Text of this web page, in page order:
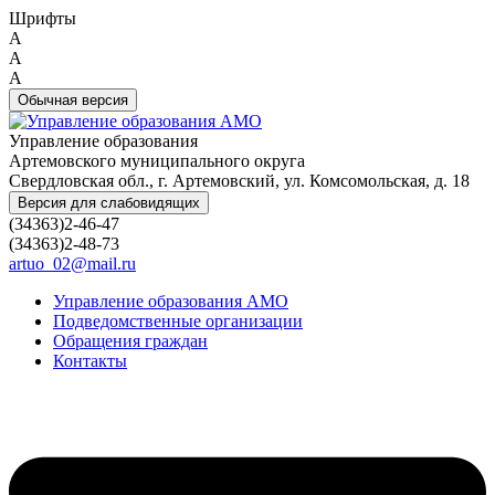
Шрифты
A
A
A
Обычная версия
Управление образования
Артемовского муниципального округа
Свердловская обл., г. Артемовский, ул. Комсомольская, д. 18
Версия для слабовидящих
(34363)2-46-47
(34363)2-48-73
artuo_02@mail.ru
Управление образования АМО
Подведомственные организации
Обращения граждан
Контакты